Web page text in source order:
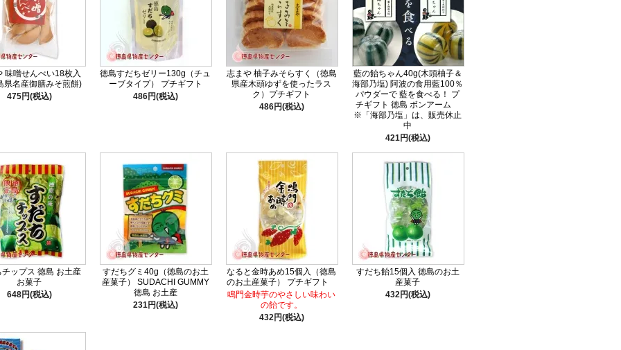
味噌せんべい18枚入
県名産御膳みそ煎餅)
475円(税込)
徳島すだちゼリー130g（チュ
ーブタイプ） プチギフト
486円(税込)
志まや 柚子みそらすく（徳島
県産木頭ゆずを使ったラス
ク）プチギフト
486円(税込)
藍の飴ちゃん40g(木頭柚子＆
海部乃塩) 阿波の食用藍100％
パウダーで 藍を食べる！ プ
チギフト 徳島 ボンアーム
※「海部乃塩」は、販売休止
中
421円(税込)
チップス 徳島 お土産
お菓子
648円(税込)
すだちグミ40g（徳島のお土
産菓子） SUDACHI GUMMY
徳島 お土産
231円(税込)
なると金時あめ15個入（徳島
のお土産菓子） プチギフト
鳴門金時芋のやさしい味わい
の飴です。
432円(税込)
すだち飴15個入 徳島のお土
産菓子
432円(税込)